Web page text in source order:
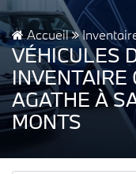
Accueil
VÉHICULES
INVENTAIRE
AGATHE À
MONTS